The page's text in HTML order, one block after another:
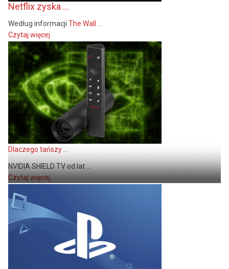
Netflix zyska ...
Według informacji The Wall ...
Czytaj więcej
Dlaczego tańszy ...
NVIDIA SHIELD TV od lat ...
Czytaj więcej